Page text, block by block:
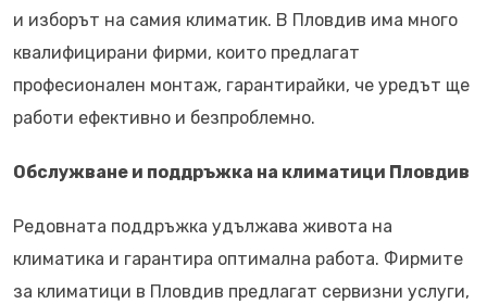
и изборът на самия климатик. В Пловдив има много
квалифицирани фирми, които предлагат
професионален монтаж, гарантирайки, че уредът ще
работи ефективно и безпроблемно.
Обслужване и поддръжка на климатици Пловдив
Редовната поддръжка удължава живота на
климатика и гарантира оптимална работа. Фирмите
за климатици в Пловдив предлагат сервизни услуги,